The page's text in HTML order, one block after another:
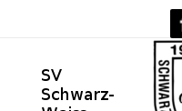
springen